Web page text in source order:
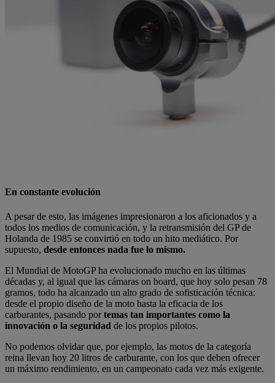
En constante evolución
A pesar de esto, las imágenes impresionaron a los aficionados y a
todos los medios de comunicación, y la retransmisión del GP de
Holanda de 1985 se convirtió en todo un hito mediático. Por
supuesto, desde entonces nada fue lo mismo.
El Mundial de MotoGP ha evolucionado mucho en las últimas
décadas y, al igual que las cámaras on board, que hoy solo pesan 78
gramos, todo ha alcanzado un alto grado de sofisticación técnica:
desde el propio diseño de la moto hasta la eficacia de los
carburantes, pasando portemas tan importantes como la
innovación o la seguridad de los propios pilotos.
No podemos olvidar que, por ejemplo, las motos de la categoría
reina llevan hoy 20 litros de carburante, con los que deben ofrecer
un máximo rendimiento, en un campeonato cada vez más exigente.